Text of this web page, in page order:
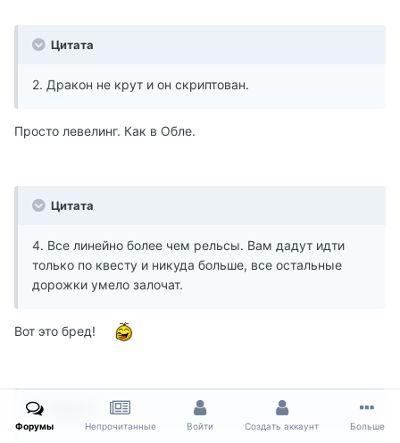
Цитата
2. Дракон не крут и он скриптован.
Просто левелинг. Как в Обле.
Цитата
4. Все линейно более чем рельсы. Вам дадут идти
только по квесту и никуда больше, все остальные
дорожки умело залочат.
Вот это бред!
Форумы Непрочитанные Войти Создать аккаунт Больше